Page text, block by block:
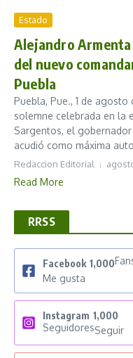
Estado
Alejandro
del nuevo
Puebla
Puebla, Pue., 1 de
solemne celebrada en la
Sargentos, el
acudió como máxima
Redaccion Editorial
Read More
RRSS
Facebook 1,000
Me gusta
Instagram 1,000
SeguidoresSeguir